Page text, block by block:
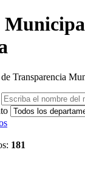
Transparencia
181